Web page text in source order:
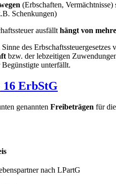
(Erbschaften, Vermächtnisse)
Schenkungen)
ausfällt hängt von
des Erbschaftssteuergesetzes
bzw. der lebzeitigen
Begünstigte unterfällt.
16 ErbStG
genannten Freibeträgen für
nach LPartG